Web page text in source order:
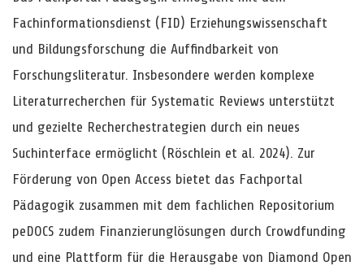
Fachinformationsdienst (FID) Erziehungswissenschaft
und Bildungsforschung die Auffindbarkeit von
Forschungsliteratur. Insbesondere werden komplexe
Literaturrecherchen für Systematic Reviews unterstützt
und gezielte Recherchestrategien durch ein neues
Suchinterface ermöglicht (Röschlein et al. 2024). Zur
Förderung von Open Access bietet das Fachportal
Pädagogik zusammen mit dem fachlichen Repositorium
peDOCS zudem Finanzierunglösungen durch Crowdfunding
und eine Plattform für die Herausgabe von Diamond Open